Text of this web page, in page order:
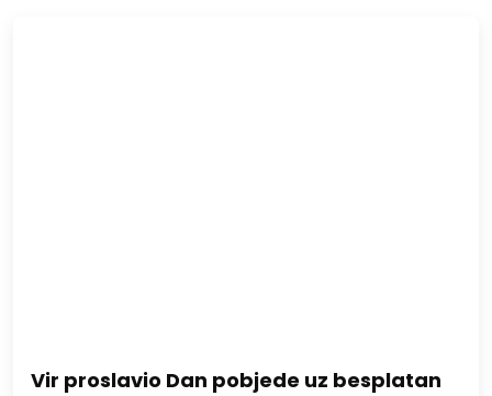
Vir proslavio Dan pobjede uz besplatan